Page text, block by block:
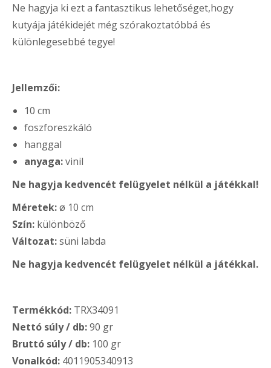
Ne hagyja ki ezt a fantasztikus lehetőséget,hogy
kutyája játékidejét még szórakoztatóbbá és
különlegesebbé tegye!
Jellemzői:
10 cm
foszforeszkáló
hanggal
anyaga:vinil
Ne hagyja kedvencét felügyelet nélkül a játékkal!
Méretek:ø 10 cm
Szín: különböző
Változat:süni labda
Ne hagyja kedvencét felügyelet nélkül a játékkal.
Termékkód: TRX34091
Nettó súly / db:90 gr
Bruttó súly / db: 100 gr
Vonalkód: 4011905340913